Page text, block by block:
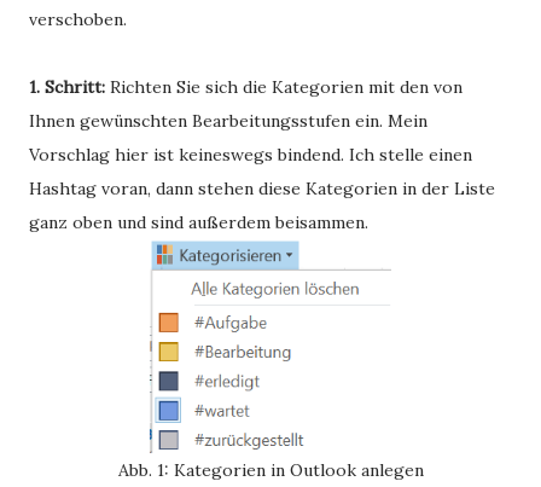
verschoben.
1. Schritt: Richten Sie sich die Kategorien mit den von
Ihnen gewünschten Bearbeitungsstufen ein. Mein
Vorschlag hier ist keineswegs bindend. Ich stelle einen
Hashtag voran, dann stehen diese Kategorien in der Liste
ganz oben und sind außerdem beisammen.
Abb. 1: Kategorien in Outlook anlegen